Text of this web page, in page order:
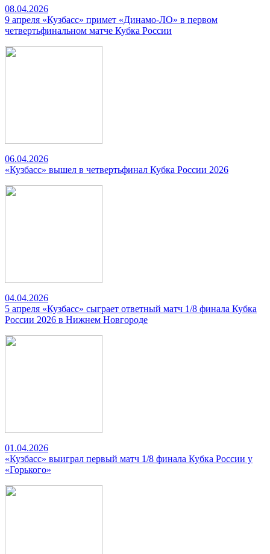
08.04.2026
9 апреля «Кузбасс» примет «Динамо-ЛО» в первом
четвертьфинальном матче Кубка России
06.04.2026
«Кузбасс» вышел в четвертьфинал Кубка России 2026
04.04.2026
5 апреля «Кузбасс» сыграет ответный матч 1/8 финала Кубка
России 2026 в Нижнем Новгороде
01.04.2026
«Кузбасс» выиграл первый матч 1/8 финала Кубка России у
«Горького»